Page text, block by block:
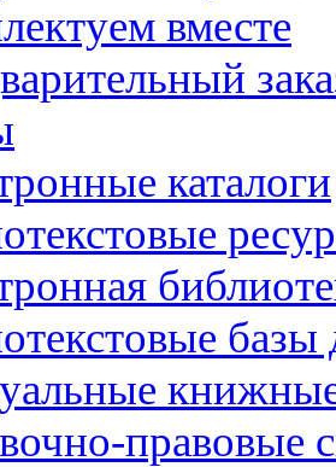
вместе
каталоги
правовые